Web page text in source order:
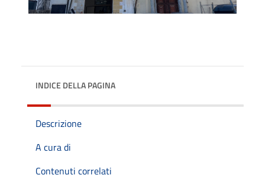
INDICE DELLA PAGINA
Descrizione
A cura di
Contenuti correlati